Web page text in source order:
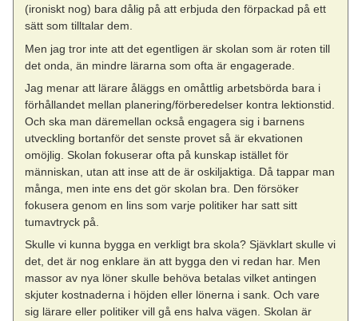
(ironiskt nog) bara dålig på att erbjuda den förpackad på ett
sätt som tilltalar dem.
Men jag tror inte att det egentligen är skolan som är roten till
det onda, än mindre lärarna som ofta är engagerade.
Jag menar att lärare åläggs en omåttlig arbetsbörda bara i
förhållandet mellan planering/förberedelser kontra lektionstid.
Och ska man däremellan också engagera sig i barnens
utveckling bortanför det senste provet så är ekvationen
omöjlig. Skolan fokuserar ofta på kunskap istället för
människan, utan att inse att de är oskiljaktiga. Då tappar man
många, men inte ens det gör skolan bra. Den försöker
fokusera genom en lins som varje politiker har satt sitt
tumavtryck på.
Skulle vi kunna bygga en verkligt bra skola? Sjävklart skulle vi
det, det är nog enklare än att bygga den vi redan har. Men
massor av nya löner skulle behöva betalas vilket antingen
skjuter kostnaderna i höjden eller lönerna i sank. Och vare
sig lärare eller politiker vill gå ens halva vägen. Skolan är